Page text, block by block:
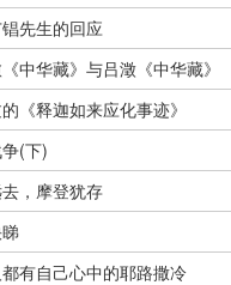
先生的回应
中华藏》与吕澂《中华藏》
《释迦如来应化事迹》
(下)
，摩登犹存
有自己心中的耶路撒冷